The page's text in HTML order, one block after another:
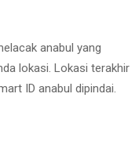
anabul yang
lokasi. Lokasi terakhir
ID anabul dipindai.